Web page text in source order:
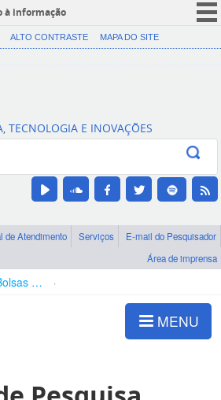
à informação
CORONAVÍRUS (COVID-19)
Canais
ALTO CONTRASTE MAPA DO SITE
TECNOLOGIA E INOVAÇÕES
de Atendimento Serviços
E-mail do Pesquisador
Área de imprensa
Bolsas e Auxílios Vigentes
MENU